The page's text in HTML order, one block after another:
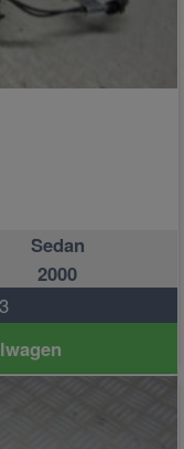
Sedan
2000